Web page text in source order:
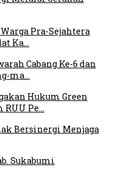
Pra-Sejahtera
Ka…
Cabang Ke-6 dan
ma…
Hukum Green
RUU Pe…
Bersinergi Menjaga